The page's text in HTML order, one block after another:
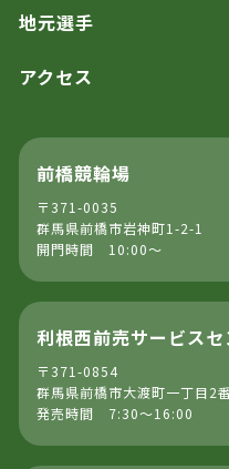
地元選手
アクセス
前橋競輪場
〒371-0035
群馬県前橋市岩神町1-2-1
開門時間 10:00～
利根西前売サービスセ
〒371-0854
群馬県前橋市大渡町一丁目2
発売時間 7:30～16:00